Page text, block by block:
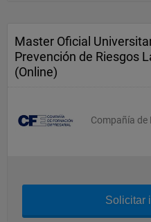
Master Oficial
Prevención de Riesgos
(Online)
Compañía de
Solicitar